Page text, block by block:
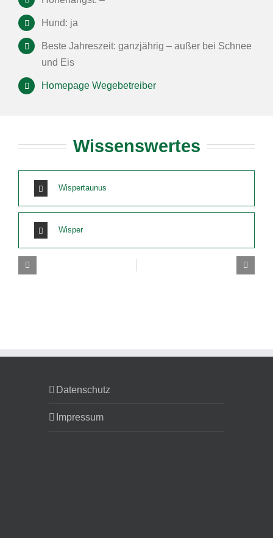
Hund: ja
Beste Jahreszeit: ganzjährig – außer bei Schnee
und Eis
Homepage Wegebetreiber
Wissenswertes
Wispertaunus
Wisper
Datenschutz
Impressum